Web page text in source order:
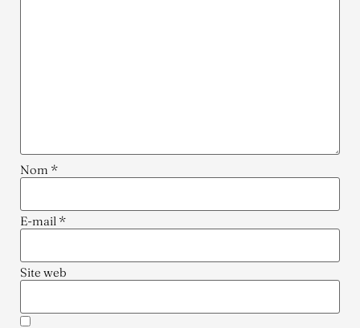
Nom *
E-mail *
Site web